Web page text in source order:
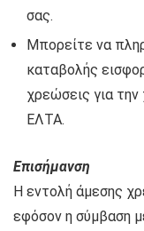
σας.
Μπορείτε να
καταβολής
χρεώσεις για
ΕΛΤΑ.
Επισήμανση
Η εντολή άμεσης
εφόσον η σύμβαση